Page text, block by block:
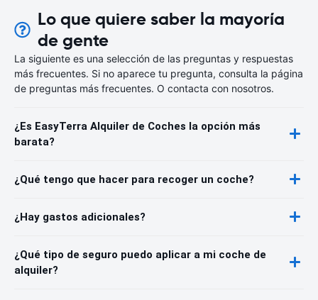
Lo que quiere saber la mayoría
de gente
La siguiente es una selección de las preguntas y respuestas
más frecuentes. Si no aparece tu pregunta, consulta la página
de preguntas más frecuentes. O contacta con nosotros.
¿Es EasyTerra Alquiler de Coches la opción más
barata?
¿Qué tengo que hacer para recoger un coche?
¿Hay gastos adicionales?
¿Qué tipo de seguro puedo aplicar a mi coche de
alquiler?